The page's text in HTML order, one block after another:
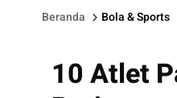
Beranda Bola & Sports
10 Atlet